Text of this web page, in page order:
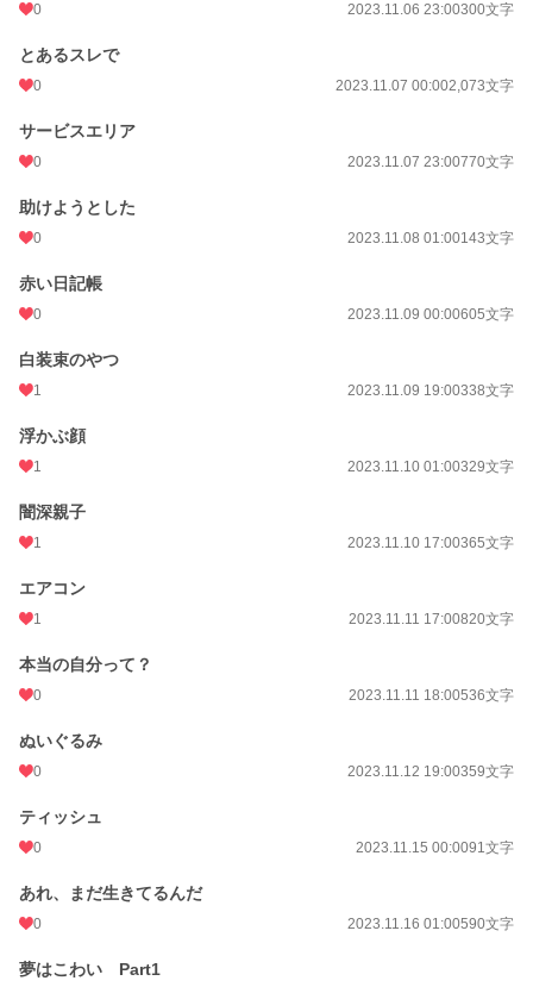
0 2023.11.06 23:00300文字
とあるスレで
0 2023.11.07 00:002,073文字
サービスエリア
0 2023.11.07 23:00770文字
助けようとした
0 2023.11.08 01:00143文字
赤い日記帳
0 2023.11.09 00:00605文字
白装束のやつ
1 2023.11.09 19:00338文字
浮かぶ顔
1 2023.11.10 01:00329文字
闇深親子
1 2023.11.10 17:00365文字
エアコン
1 2023.11.11 17:00820文字
本当の自分って？
0 2023.11.11 18:00536文字
ぬいぐるみ
0 2023.11.12 19:00359文字
ティッシュ
0 2023.11.15 00:0091文字
あれ、まだ生きてるんだ
0 2023.11.16 01:00590文字
夢はこわい Part1